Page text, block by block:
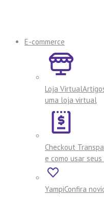
E-commerce
Loja Virtual
uma loja virtual
Checkout
e como usar
YampiConfira